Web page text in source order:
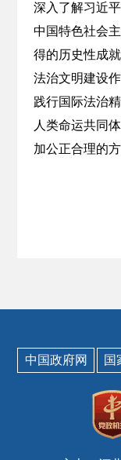
深入了解习近
中国特色社会
得的历史性成
法治文明建设
践行国际法治
人类命运共同
加公正合理的
中国政府网 国